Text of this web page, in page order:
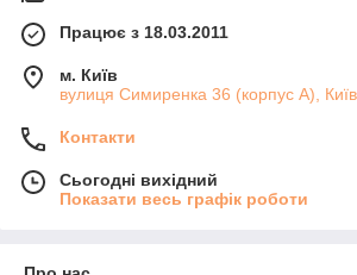
Працює з 18.03.2011
м. Київ
вулиця Симиренка 36 (корпус А),
Контакти
Сьогодні вихідний
Показати весь графік роботи